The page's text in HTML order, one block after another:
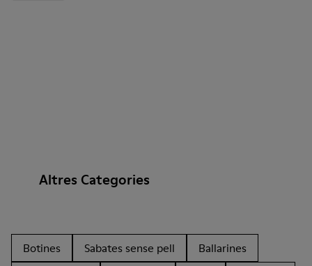
Altres Categories
Botines Sabates sense pell
Ballarines